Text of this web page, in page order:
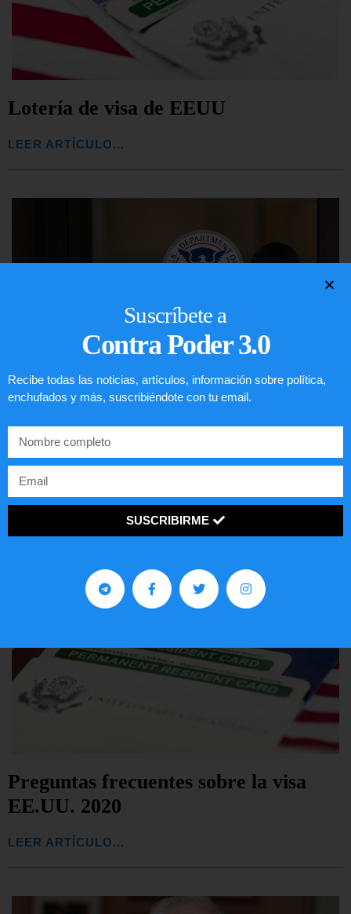
Lotería de visa de EEUU
LEER ARTÍCULO...
Comunistas no son bienvenidos en
EE.UU.
Preguntas frecuentes sobre la visa
EE.UU. 2020
LEER ARTÍCULO...
Suscríbete a
Contra Poder 3.0
Recibe todas las noticias, artículos, información sobre política,
enchufados y más, suscribiéndote con tu email.
SUSCRIBIRME